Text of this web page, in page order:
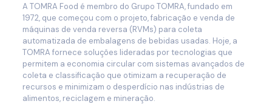
A TOMRA Food é membro do Grupo TOMRA, fundado em
1972, que começou com o projeto, fabricação e venda de
máquinas de venda reversa (RVMs) para coleta
automatizada de embalagens de bebidas usadas. Hoje, a
TOMRA fornece soluções lideradas por tecnologias que
permitem a economia circular com sistemas avançados de
coleta e classificação que otimizam a recuperação de
recursos e minimizam o desperdício nas indústrias de
alimentos, reciclagem e mineração.